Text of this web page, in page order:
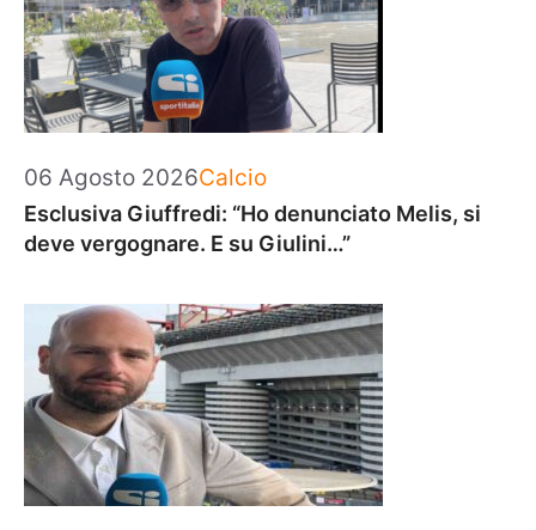
06 Agosto 2026Categorie
Calcio
Esclusiva Giuffredi: “Ho denunciato Melis, si
deve vergognare. E su Giulini…”